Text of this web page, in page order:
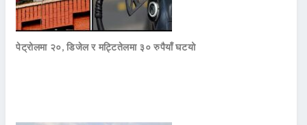
पेट्रोलमा २०, डिजेल र मट्टितेलमा ३० रुपैयाँ घटयो